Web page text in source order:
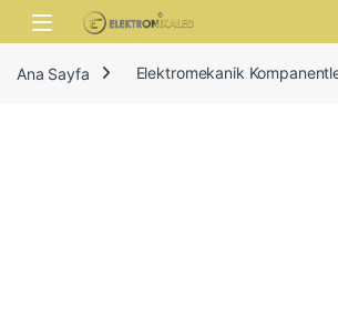
Skip to navigation
Skip to content
Open
Ana Sayfa Elektromekanik